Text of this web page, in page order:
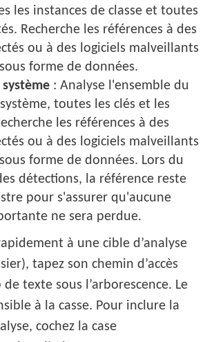
les instances de classe et toutes
Recherche les références à des
ou à des logiciels malveillants
forme de données.
système : Analyse l'ensemble du
toutes les clés et les
les références à des
ou à des logiciels malveillants
forme de données. Lors du
détections, la référence reste
pour s'assurer qu'aucune
ne sera perdue.
à une cible d’analyse
tapez son chemin d’accès
texte sous l’arborescence. Le
à la casse. Pour inclure la
cochez la case